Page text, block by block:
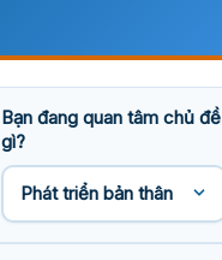
Bạn đang quan tâm chủ đề
gì?